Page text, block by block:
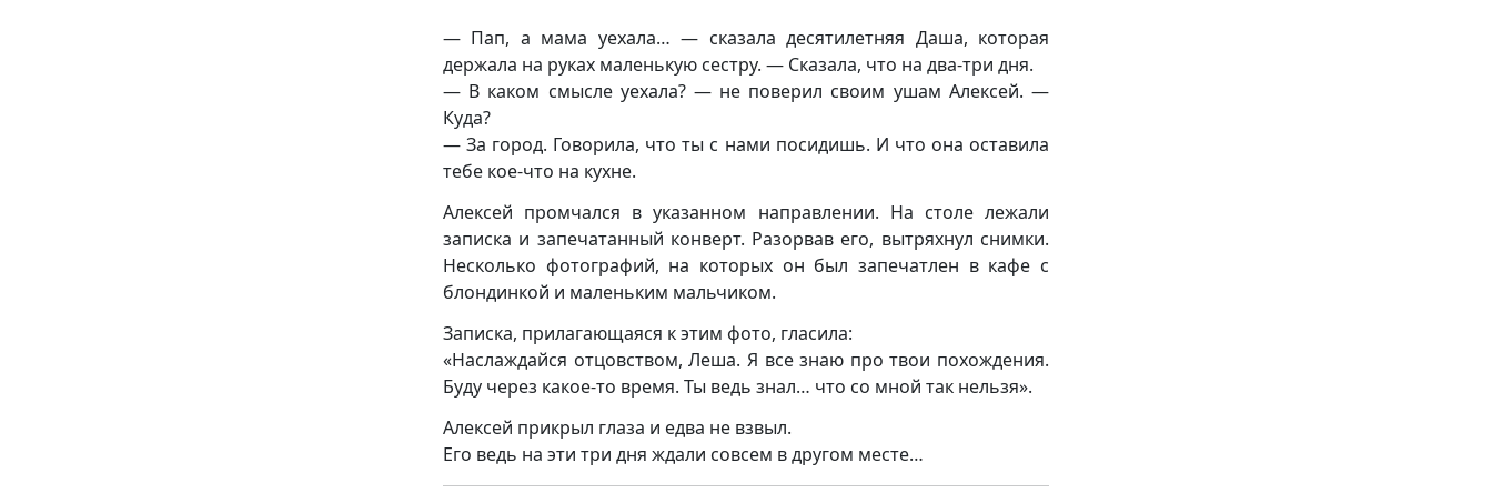
— Пап, а мама уехала… — сказала десятилетняя Даша, которая
держала на руках маленькую сестру. — Сказала, что на два-три дня.
— В каком смысле уехала? — не поверил своим ушам Алексей. —
Куда?
— За город. Говорила, что ты с нами посидишь. И что она оставила
тебе кое-что на кухне.
Алексей промчался в указанном направлении. На столе лежали
записка и запечатанный конверт. Разорвав его, вытряхнул снимки.
Несколько фотографий, на которых он был запечатлен в кафе с
блондинкой и маленьким мальчиком.
Записка, прилагающаяся к этим фото, гласила:
«Наслаждайся отцовством, Леша. Я все знаю про твои похождения.
Буду через какое-то время. Ты ведь знал… что со мной так нельзя».
Алексей прикрыл глаза и едва не взвыл.
Его ведь на эти три дня ждали совсем в другом месте…